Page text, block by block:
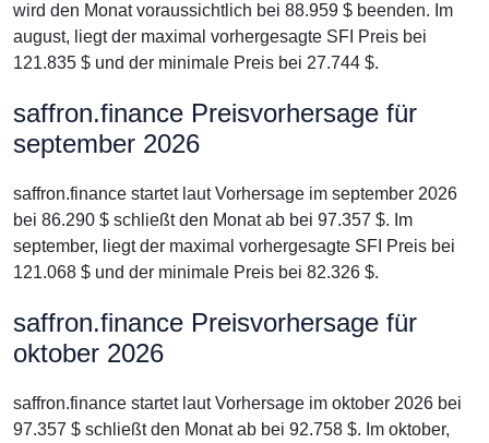
wird den Monat voraussichtlich bei 88.959 $ beenden. Im
august, liegt der maximal vorhergesagte SFI Preis bei
121.835 $ und der minimale Preis bei 27.744 $.
saffron.finance Preisvorhersage für
september 2026
saffron.finance startet laut Vorhersage im september 2026
bei 86.290 $ schließt den Monat ab bei 97.357 $. Im
september, liegt der maximal vorhergesagte SFI Preis bei
121.068 $ und der minimale Preis bei 82.326 $.
saffron.finance Preisvorhersage für
oktober 2026
saffron.finance startet laut Vorhersage im oktober 2026 bei
97.357 $ schließt den Monat ab bei 92.758 $. Im oktober,